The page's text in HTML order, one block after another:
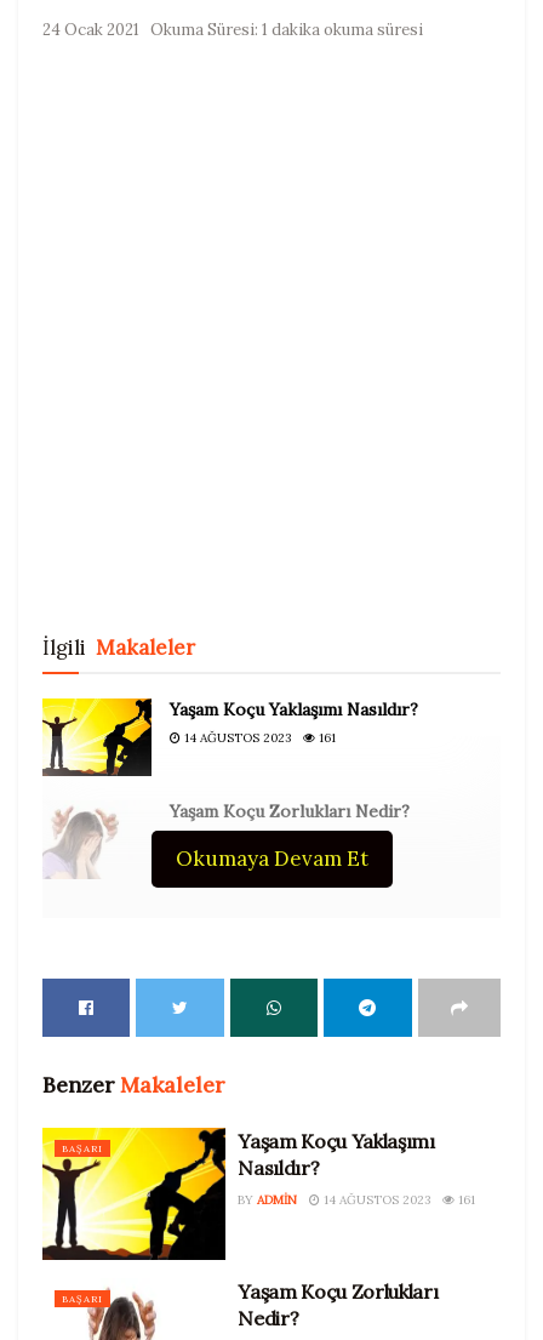
24 Ocak 2021 Okuma Süresi: 1 dakika okuma süresi
İlgili Makaleler
Yaşam Koçu Yaklaşımı Nasıldır?
14 AĞUSTOS 2023 161
Yaşam Koçu Zorlukları Nedir?
İlişkilerin Başlangıç
Okumaya Devam Et
BenzerMakaleler
BAŞARI
Yaşam Koçu Yaklaşımı
Nasıldır?
BY ADMIN 14 AĞUSTOS 2023 161
BAŞARI
Yaşam Koçu Zorlukları
Nedir?